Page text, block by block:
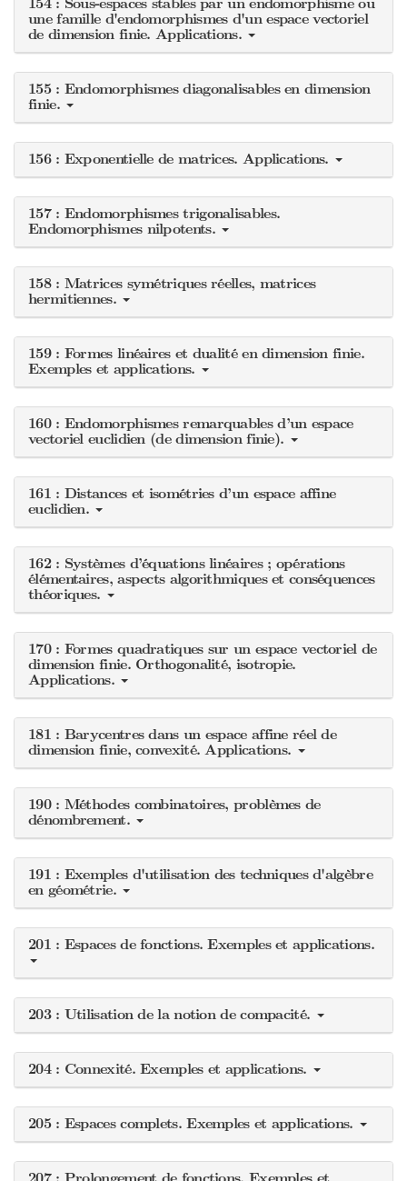
154 : Sous-espaces stables par un endomorphisme ou
une famille d'endomorphismes d'un espace vectoriel
de dimension finie. Applications.
155 : Endomorphismes diagonalisables en dimension
finie.
156 : Exponentielle de matrices. Applications.
157 : Endomorphismes trigonalisables.
Endomorphismes nilpotents.
158 : Matrices symétriques réelles, matrices
hermitiennes.
159 : Formes linéaires et dualité en dimension finie.
Exemples et applications.
160 : Endomorphismes remarquables d’un espace
vectoriel euclidien (de dimension finie).
161 : Distances et isométries d’un espace affine
euclidien.
162 : Systèmes d’équations linéaires ; opérations
élémentaires, aspects algorithmiques et conséquences
théoriques.
170 : Formes quadratiques sur un espace vectoriel de
dimension finie. Orthogonalité, isotropie.
Applications.
181 : Barycentres dans un espace affine réel de
dimension finie, convexité. Applications.
190 : Méthodes combinatoires, problèmes de
dénombrement.
191 : Exemples d'utilisation des techniques d'algèbre
en géométrie.
201 : Espaces de fonctions. Exemples et applications.
203 : Utilisation de la notion de compacité.
204 : Connexité. Exemples et applications.
205 : Espaces complets. Exemples et applications.